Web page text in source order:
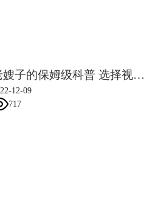
，易崩溃。
老嫂子的保姆级科普 选择视频剪辑软件就从阅读本文开始
12-09
717